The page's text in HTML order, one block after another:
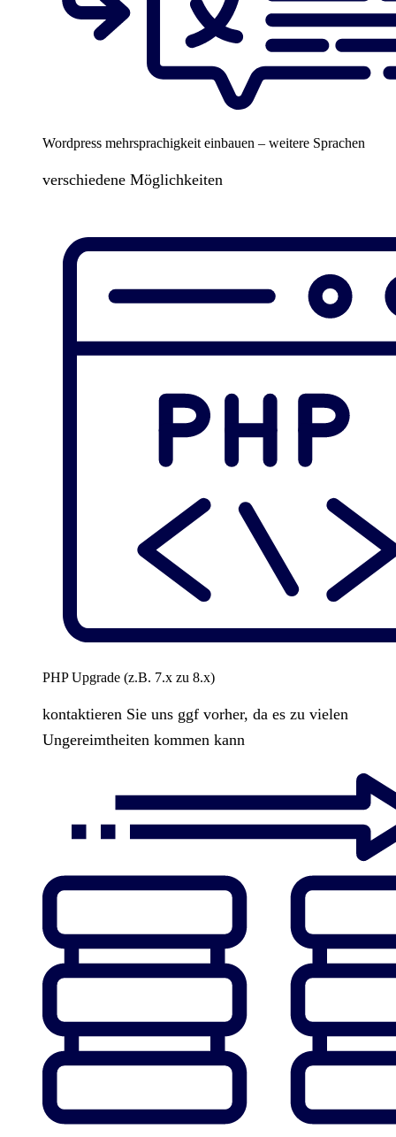
Wordpress mehrsprachigkeit einbauen – weitere Sprachen
verschiedene Möglichkeiten
PHP Upgrade (z.B. 7.x zu 8.x)
kontaktieren Sie uns ggf vorher, da es zu vielen
Ungereimtheiten kommen kann